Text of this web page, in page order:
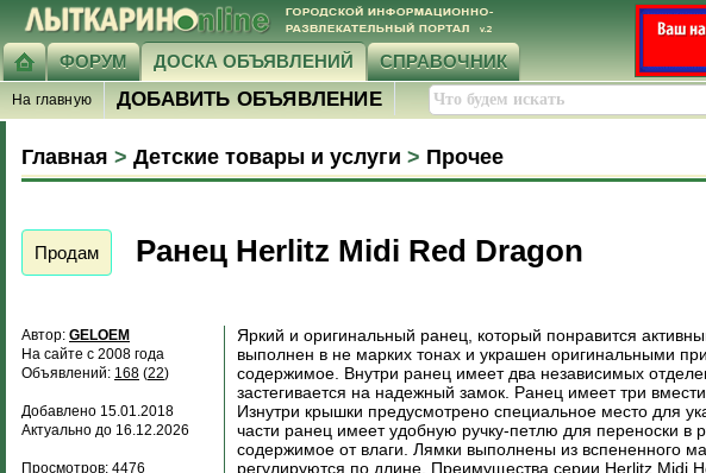
ФОРУМ ДОСКА ОБЪЯВЛЕНИЙ СПРАВОЧНИК
На главную ДОБАВИТЬ ОБЪЯВЛЕНИЕ
Главная > Детские товары и услуги > Прочее
Продам Ранец Herlitz Midi Red Dragon
Автор: GELOEM
На сайте с 2008 года
Объявлений: 168 (22)
Добавлено 15.01.2018
Актуально до 16.12.2026
Просмотров: 4476
Яркий и оригинальный ранец, который понравится
выполнен в не марких тонах и украшен оригинальными
содержимое. Внутри ранец имеет два независимых
застегивается на надежный замок. Ранец имеет три
Изнутри крышки предусмотрено специальное место для
части ранец имеет удобную ручку-петлю для переноски в
содержимое от влаги. Лямки выполнены из вспененного
регулируются по длине. Преимущества серии Herlitz Midi